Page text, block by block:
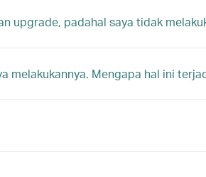
upgrade, padahal saya tidak
melakukannya. Mengapa hal ini